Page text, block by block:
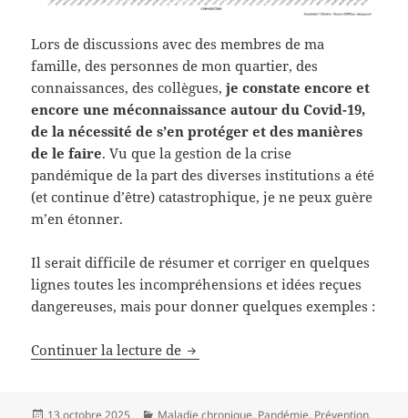
Lors de discussions avec des membres de ma
famille, des personnes de mon quartier, des
connaissances, des collègues,je constate encore et
encore une méconnaissance autour du Covid-19,
de la nécessité de s’en protéger et des manières
de le faire. Vu que la gestion de la crise
pandémique de la part des diverses institutions a été
(et continue d’être) catastrophique, je ne peux guère
m’en étonner.
Il serait difficile de résumer et corriger en quelques
lignes toutes les incompréhensions et idées reçues
dangereuses, mais pour donner quelques exemples :
Continuer la lecture de Kit de survie en temps de